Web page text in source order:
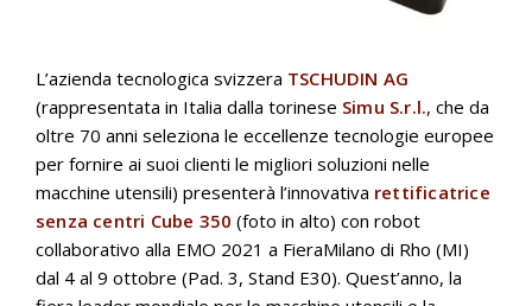
L’azienda tecnologica svizzera TSCHUDIN AG
(rappresentata in Italia dalla torinese Simu S.r.l., che da
oltre 70 anni seleziona le eccellenze tecnologie europee
per fornire ai suoi clienti le migliori soluzioni nelle
macchine utensili) presenterà l’innovativa rettificatrice
senza centri Cube 350 (foto in alto) con robot
collaborativo alla EMO 2021 a FieraMilano di Rho (MI)
dal 4 al 9 ottobre (Pad. 3, Stand E30). Quest’anno, la